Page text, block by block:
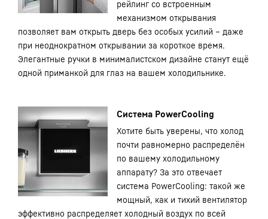
рейлинг со встроенным
механизмом открывания
позволяет вам открыть дверь без особых усилий – даже
при неоднократном открывании за короткое время.
Элегантные ручки в минималистском дизайне станут ещё
одной приманкой для глаз на вашем холодильнике.
Система PowerCooling
Хотите быть уверены, что холод
почти равномерно распределён
по вашему холодильному
аппарату? За это отвечает
система PowerCooling: такой же
мощный, как и тихий вентилятор
эффективно распределяет холодный воздух по всей